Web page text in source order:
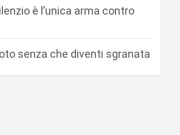
è l’unica arma contro
senza che diventi sgranata